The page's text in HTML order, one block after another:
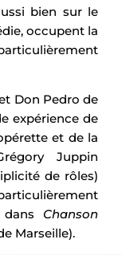
bien sur le
occupent la
Don Pedro de
expérience de
et de la
Juppin
de rôles)
Chanson
Marseille).